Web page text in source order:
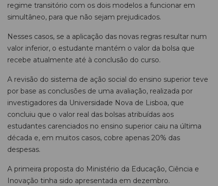
regime transitório com os dois modelos a funcionar em
simultâneo, para que não sejam prejudicados.
Nesses casos, se a aplicação das novas regras resultar num
valor inferior, o estudante mantém o valor da bolsa que
recebe atualmente até à conclusão do curso.
A revisão do sistema de ação social do ensino superior teve
por base as conclusões de uma avaliação, realizada por
investigadores da Universidade Nova de Lisboa, que
concluiu que o valor real das bolsas atribuídas aos
estudantes carenciados no ensino superior caiu na última
década e, em muitos casos, cobre apenas 20% das
despesas.
A primeira proposta do Ministério da Educação, Ciência e
Inovação tinha sido apresentada em dezembro.